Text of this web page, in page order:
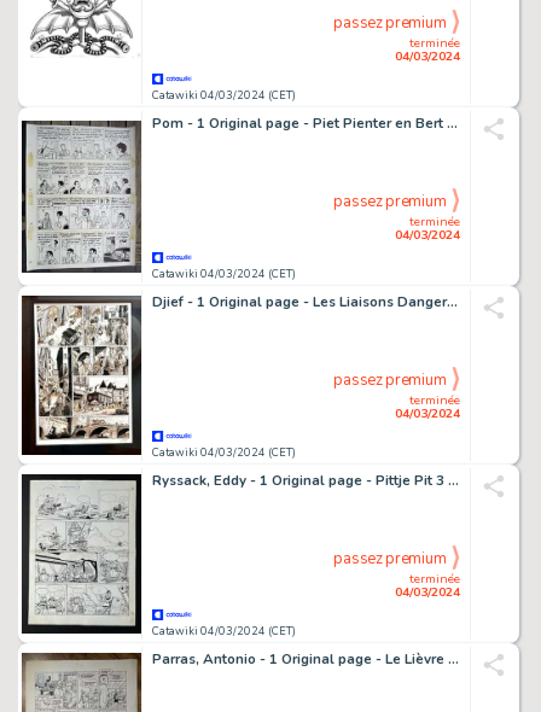
Catawiki 04/03/2024 (CET)
terminée
04/03/2024
passez premium
Pom - 1 Original page - Piet Pienter en Bert Bibber 9 - Buldaarse Rhapsodie - 1958
Catawiki 04/03/2024 (CET)
terminée
04/03/2024
passez premium
Djief - 1 Original page - Les Liaisons Dangereuses, Préliminaires T1 - L'Espoir & la Vanité - 2017
Catawiki 04/03/2024 (CET)
terminée
04/03/2024
passez premium
Ryssack, Eddy - 1 Original page - Pittje Pit 3 - Schatzinsel gesucht - 1977
Catawiki 04/03/2024 (CET)
terminée
04/03/2024
passez premium
Parras, Antonio - 1 Original page - Le Lièvre de Mars T7 - 2000